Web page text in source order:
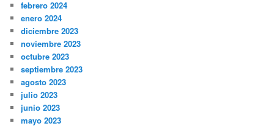
febrero 2024
enero 2024
diciembre 2023
noviembre 2023
octubre 2023
septiembre 2023
agosto 2023
julio 2023
junio 2023
mayo 2023